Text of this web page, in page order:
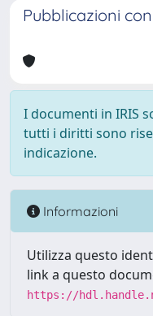
Pubblicazioni
I documenti in IRIS
tutti i diritti sono
indicazione.
Informazioni
Utilizza questo
link a questo
https://